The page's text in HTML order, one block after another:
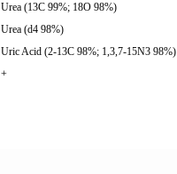
Urea (13C 99%; 18O 98%)
Urea (d4 98%)
Uric Acid (2-13C 98%; 1,3,7-15N3 98%)
+